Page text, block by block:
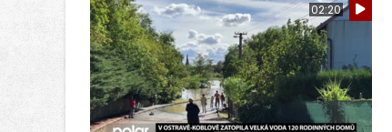
02:20